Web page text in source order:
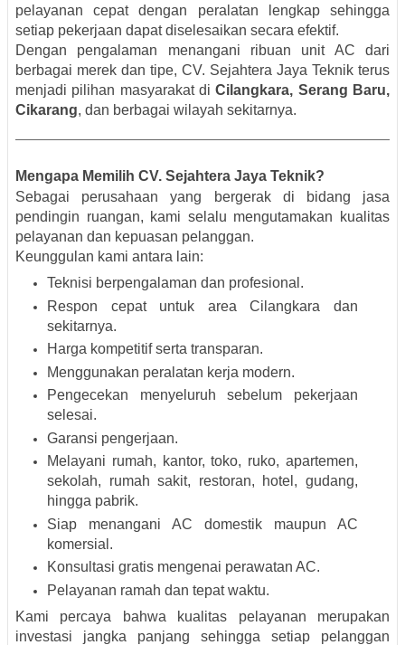
pelayanan cepat dengan peralatan lengkap sehingga
setiap pekerjaan dapat diselesaikan secara efektif.
Dengan pengalaman menangani ribuan unit AC dari
berbagai merek dan tipe, CV. Sejahtera Jaya Teknik terus
menjadi pilihan masyarakat diCilangkara, Serang Baru,
Cikarang, dan berbagai wilayah sekitarnya.
Mengapa Memilih CV. Sejahtera Jaya Teknik?
Sebagai perusahaan yang bergerak di bidang jasa
pendingin ruangan, kami selalu mengutamakan kualitas
pelayanan dan kepuasan pelanggan.
Keunggulan kami antara lain:
Teknisi berpengalaman dan profesional.
Respon cepat untuk area Cilangkara dan
sekitarnya.
Harga kompetitif serta transparan.
Menggunakan peralatan kerja modern.
Pengecekan menyeluruh sebelum pekerjaan
selesai.
Garansi pengerjaan.
Melayani rumah, kantor, toko, ruko, apartemen,
sekolah, rumah sakit, restoran, hotel, gudang,
hingga pabrik.
Siap menangani AC domestik maupun AC
komersial.
Konsultasi gratis mengenai perawatan AC.
Pelayanan ramah dan tepat waktu.
Kami percaya bahwa kualitas pelayanan merupakan
investasi jangka panjang sehingga setiap pelanggan